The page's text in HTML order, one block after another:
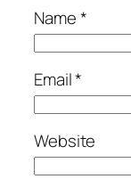
Name*
Email*
Website